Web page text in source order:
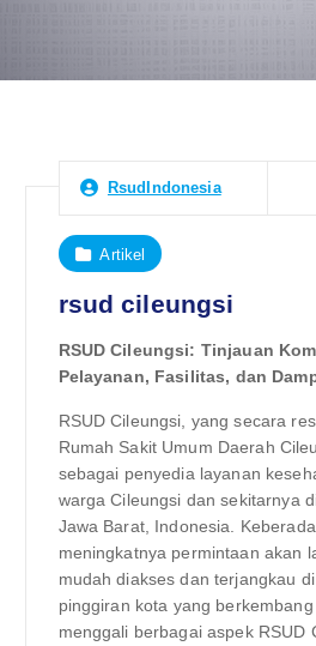
RsudIndonesia
Artikel
rsud cileungsi
RSUD Cileungsi: Tinjauan
Pelayanan, Fasilitas, dan
RSUD Cileungsi, yang secara
Rumah Sakit Umum Daerah
sebagai penyedia layanan
warga Cileungsi dan sekitarnya
Jawa Barat, Indonesia.
meningkatnya permintaan akan
mudah diakses dan terjangkau
pinggiran kota yang
menggali berbagai aspek RSUD